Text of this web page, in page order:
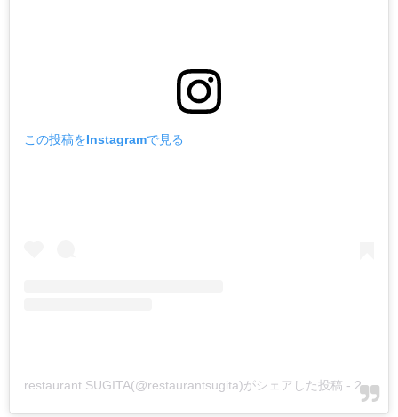
この投稿をInstagramで見る
restaurant SUGITA(@restaurantsugita)がシェアした投稿 - 2020年 1月月27日午前6時54分PST